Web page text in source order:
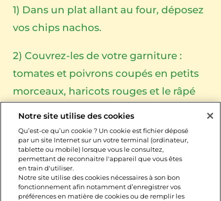
1) Dans un plat allant au four, déposez
vos chips nachos.
2) Couvrez-les de votre garniture :
tomates et poivrons coupés en petits
morceaux, haricots rouges et le râpé
3) Mettez sous le grill du four à 200°C,
jusqu’à ce que le fromage fonde.
Notre site utilise des cookies
Qu’est-ce qu’un cookie ? Un cookie est fichier déposé
par un site Internet sur un votre terminal (ordinateur,
tablette ou mobile) lorsque vous le consultez,
permettant de reconnaitre l'appareil que vous êtes
en train d'utiliser.
Notre site utilise des cookies nécessaires à son bon
fonctionnement afin notamment d’enregistrer vos
préférences en matière de cookies ou de remplir les